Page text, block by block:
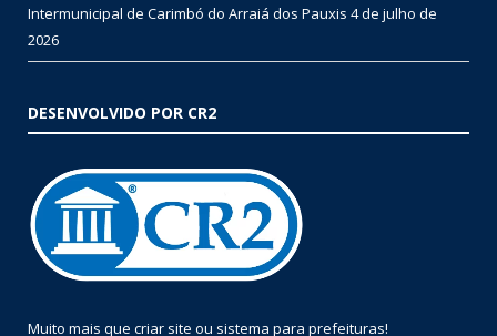
Intermunicipal de Carimbó do Arraiá dos Pauxis 4 de julho de
2026
DESENVOLVIDO POR CR2
Muito mais que criar site ou sistema para prefeituras!